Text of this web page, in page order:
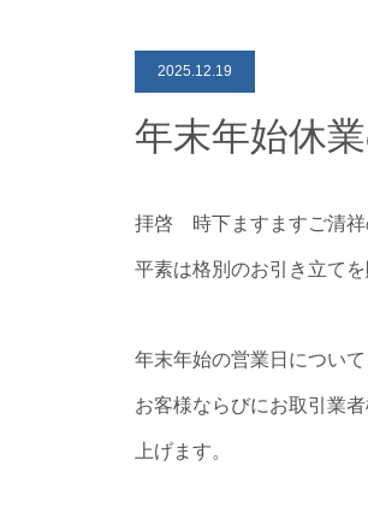
2025.12.19
年末年始休
拝啓 時下ますますご清祥
平素は格別のお引き立て
年末年始の営業日につい
お客様ならびにお取引業
上げます。